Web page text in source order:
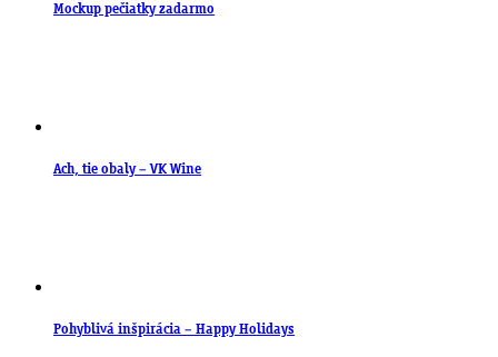
Mockup pečiatky zadarmo
Ach, tie obaly – VK Wine
Pohyblivá inšpirácia – Happy Holidays